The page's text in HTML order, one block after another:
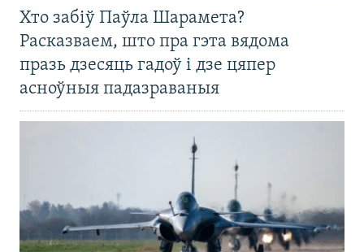
Хто забіў Паўла Шарамета?
Расказваем, што пра гэта вядома
празь дзесяць гадоў і дзе цяпер
асноўныя падазраваныя